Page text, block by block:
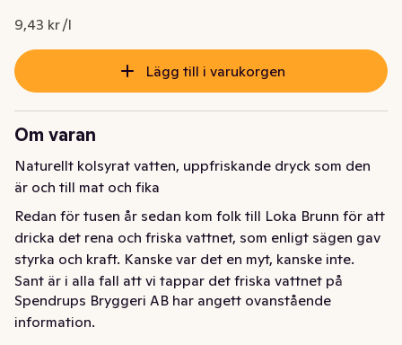
9,43 kr /l
Lägg till i varukorgen
Om varan
Naturellt kolsyrat vatten, uppfriskande dryck som den
är och till mat och fika
Redan för tusen år sedan kom folk till Loka Brunn för att
dricka det rena och friska vattnet, som enligt sägen gav
styrka och kraft. Kanske var det en myt, kanske inte.
Sant är i alla fall att vi tappar det friska vattnet på
butelj, kolsyrar lätt och balanserar mineralhalten. Ett
vatten som smakar ovanligt gott helt enkelt.
Spendrups Bryggeri AB har angett ovanstående
information.